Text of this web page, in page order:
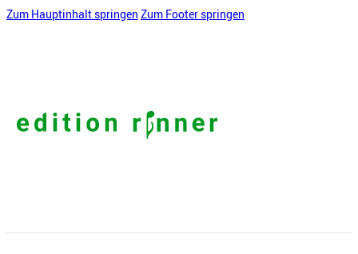
Zum Hauptinhalt springen Zum Footer springen